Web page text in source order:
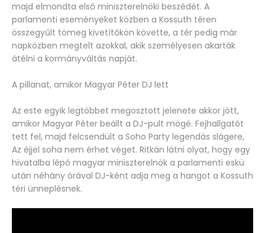
majd elmondta első miniszterelnöki beszédét. A
parlamenti eseményeket közben a Kossuth téren
összegyűlt tömeg kivetítőkön követte, a tér pedig már
napközben megtelt azokkal, akik személyesen akarták
átélni a kormányváltás napját.
A pillanat, amikor Magyar Péter DJ lett
Az este egyik legtöbbet megosztott jelenete akkor jött,
amikor Magyar Péter beállt a DJ-pult mögé. Fejhallgatót
tett fel, majd felcsendült a Soho Party legendás slágere,
Az éjjel soha nem érhet véget. Ritkán látni olyat, hogy egy
hivatalba lépő magyar miniszterelnök a parlamenti eskü
után néhány órával DJ-ként adja meg a hangot a Kossuth
téri ünneplésnek.